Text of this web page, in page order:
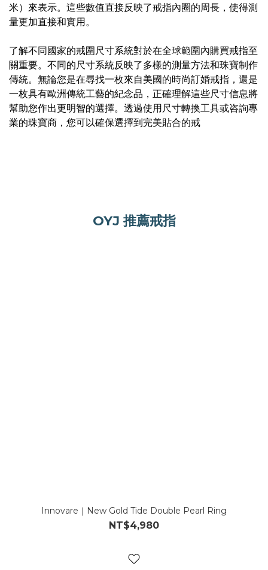
米）來表示。這些數值直接反映了戒指內圈的周長，使得測
量更加直接和實用。
了解不同國家的戒圍尺寸系統對於在全球範圍內購買戒指至
關重要。不同的尺寸系統反映了多樣的測量方法和珠寶制作
傳統。無論您是在尋找一枚來自美國的時尚訂婚戒指，還是
一枚具有歐洲傳統工藝的紀念品，正確理解這些尺寸信息將
幫助您作出更明智的選擇。透過使用尺寸轉換工具或咨詢專
業的珠寶商，您可以確保選擇到完美貼合的戒
OYJ 推薦戒指
Innovare｜New Gold Tide Double Pearl Ring
NT$4,980